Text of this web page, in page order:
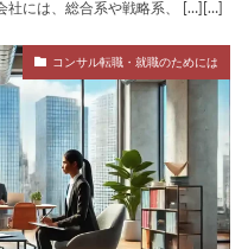
社には、総合系や戦略系、 […][…]
コンサル転職・就職のためには